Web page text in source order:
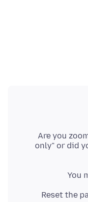
Are you
only" or did
You
Reset the